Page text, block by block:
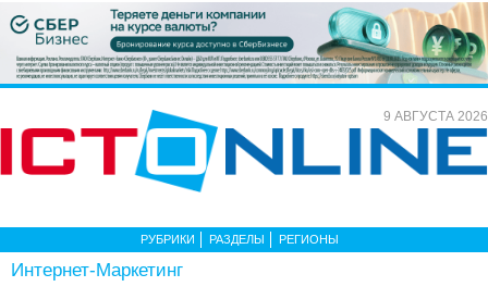
9 АВГУСТА 2026
РУБРИКИ РАЗДЕЛЫ РЕГИОНЫ
Интернет-Маркетинг